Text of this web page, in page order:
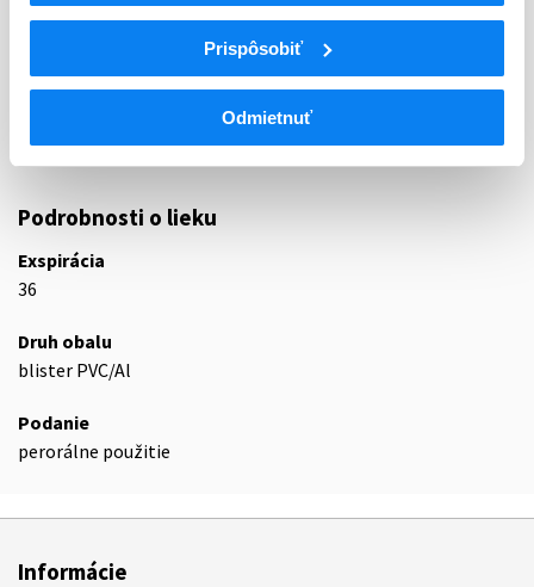
Prispôsobiť
Odmietnuť
H02
KORTIKOSTEROIDY NA SYSTÉMOVÉ
POUŽITIE
H02A
POUŽITIE, SAMOTNÉ
Glukokortikoidy
H02AB07
Prednizón
Podrobnosti o lieku
Exspirácia
36
Druh obalu
blister PVC/Al
Podanie
perorálne použitie
Informácie